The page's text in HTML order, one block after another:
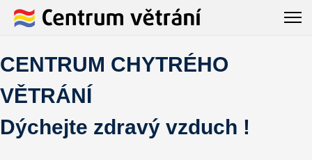
CENTRUM CHYTRÉHO
VĚTRÁNÍ
Dýchejte zdravý vzduch !